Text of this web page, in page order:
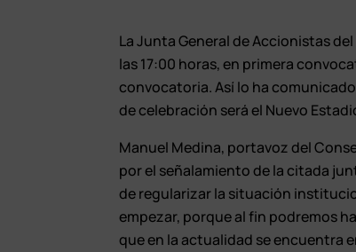
La Junta General de Accionistas del
las 17:00 horas, en primera
convocatoria. Así lo ha
de celebración será el Nuevo
Manuel Medina, portavoz del
por el señalamiento de la citada
de regularizar la situación
empezar, porque al fin podremos
que en la actualidad se encuentra